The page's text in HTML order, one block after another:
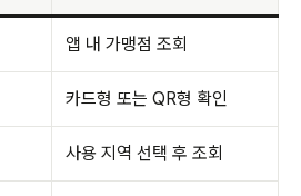
앱 내 가맹점 조회
카드형 또는 QR형 확인
사용 지역 선택 후 조회